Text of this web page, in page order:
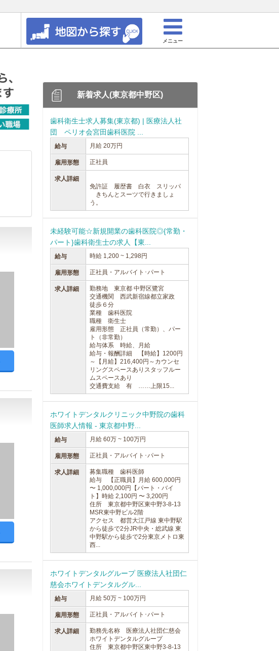
メニュー
新着求人(東京都中野区)
歯科衛生士求人募集(東京都) | 医療法人社
団 ペリオ会宮田歯科医院 ...
給与 月給 20万円
雇用形態 正社員
求人詳細
免許証 履歴書 白衣 スリッパ
きちんとスーツで行きましょ
う。
未経験可能☆新規開業の歯科医院◎{常勤・
パート}歯科衛生士の求人【東...
給与 時給 1,200 ~ 1,298円
雇用形態 正社員・アルバイト･パート
求人詳細
勤務地 東京都 中野区鷺宮
交通機関 西武新宿線都立家政
徒歩６分
業種 歯科医院
職種 衛生士
雇用形態 正社員（常勤）、パー
ト（非常勤）
給与体系 時給、月給
給与・報酬詳細 【時給】1200円
～【月給】216,400円～カウンセ
リングスペースありスタッフルー
ムスペースあり
交通費支給 有 ……上限15...
ホワイトデンタルクリニック中野院の歯科
医師求人情報 - 東京都中野...
給与 月給 60万 ~ 100万円
雇用形態 正社員・アルバイト･パート
求人詳細
募集職種 歯科医師
給与 【正職員】月給 600,000円
〜 1,000,000円【パート・バイ
ト】時給 2,100円 〜 3,200円
住所 東京都中野区東中野3-8-13
MSR東中野ビル2階
アクセス 都営大江戸線 東中野駅
から徒歩で2分JR中央・総武線 東
中野駅から徒歩で2分東京メトロ東
西...
ホワイトデンタルグループ 医療法人社団仁
慈会ホワイトデンタルグル...
給与 月給 50万 ~ 100万円
雇用形態 正社員・アルバイト･パート
求人詳細
勤務先名称 医療法人社団仁慈会
ホワイトデンタルグループ
住所 東京都中野区東中野3-8-13